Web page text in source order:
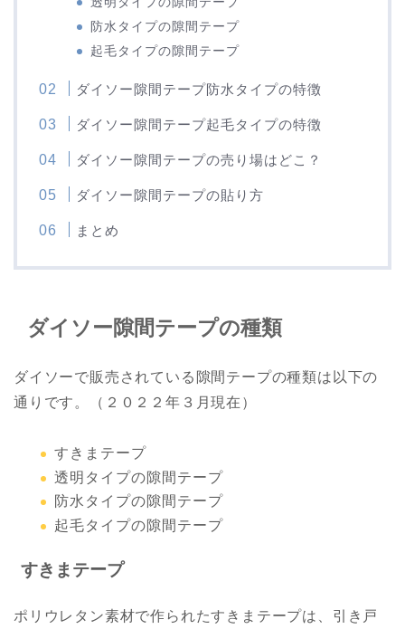
防水タイプの隙間テープ
起毛タイプの隙間テープ
ダイソー隙間テープ防水タイプの特徴
ダイソー隙間テープ起毛タイプの特徴
ダイソー隙間テープの売り場はどこ？
ダイソー隙間テープの貼り方
まとめ
ダイソー隙間テープの種類
ダイソーで販売されている隙間テープの種類は以下の
通りです。（２０２２年３月現在）
すきまテープ
透明タイプの隙間テープ
防水タイプの隙間テープ
起毛タイプの隙間テープ
すきまテープ
ポリウレタン素材で作られたすきまテープは、引き戸